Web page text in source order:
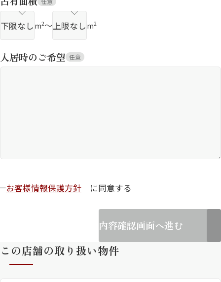
m2～ m2
入居時のご希望 任意
お客様情報保護方針 に同意する
内容確認画面へ進む
この店舗の取り扱い物件